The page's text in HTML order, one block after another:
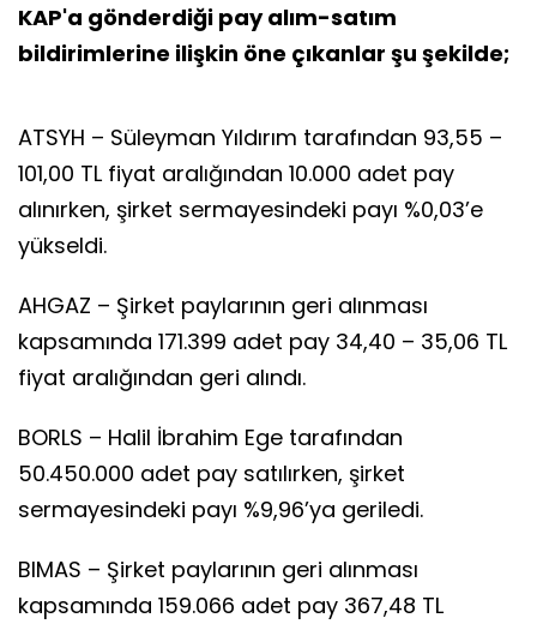
KAP'a gönderdiği pay alım-satım
bildirimlerine ilişkin öne çıkanlar şu şekilde;
ATSYH – Süleyman Yıldırım tarafından 93,55 –
101,00 TL fiyat aralığından 10.000 adet pay
alınırken, şirket sermayesindeki payı %0,03’e
yükseldi.
AHGAZ – Şirket paylarının geri alınması
kapsamında 171.399 adet pay 34,40 – 35,06 TL
fiyat aralığından geri alındı.
BORLS – Halil İbrahim Ege tarafından
50.450.000 adet pay satılırken, şirket
sermayesindeki payı %9,96’ya geriledi.
BIMAS – Şirket paylarının geri alınması
kapsamında 159.066 adet pay 367,48 TL